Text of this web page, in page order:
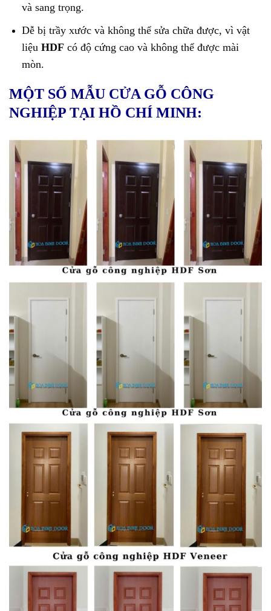
và sang trọng.
Dễ bị trầy xước và không thể sửa chữa được, vì vật
liệu HDFcó độ cứng cao và không thể được mài
mòn.
MỘT SỐ MẪU CỬA GỖ CÔNG
NGHIỆP TẠI HỒ CHÍ MINH: